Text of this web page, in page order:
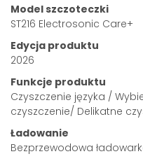
Model szczoteczki
ST216 Electrosonic Care+
Edycja produktu
2026
Funkcje produktu
Czyszczenie języka /
czyszczenie/ Delikatne
Ładowanie
Bezprzewodowa